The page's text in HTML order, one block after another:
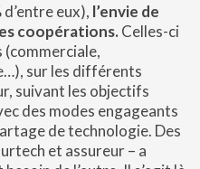
eux), l’envie de
coopérations. Celles-ci
sur les différents
suivant les objectifs
des modes engageants
de technologie. Des
et assureur – a